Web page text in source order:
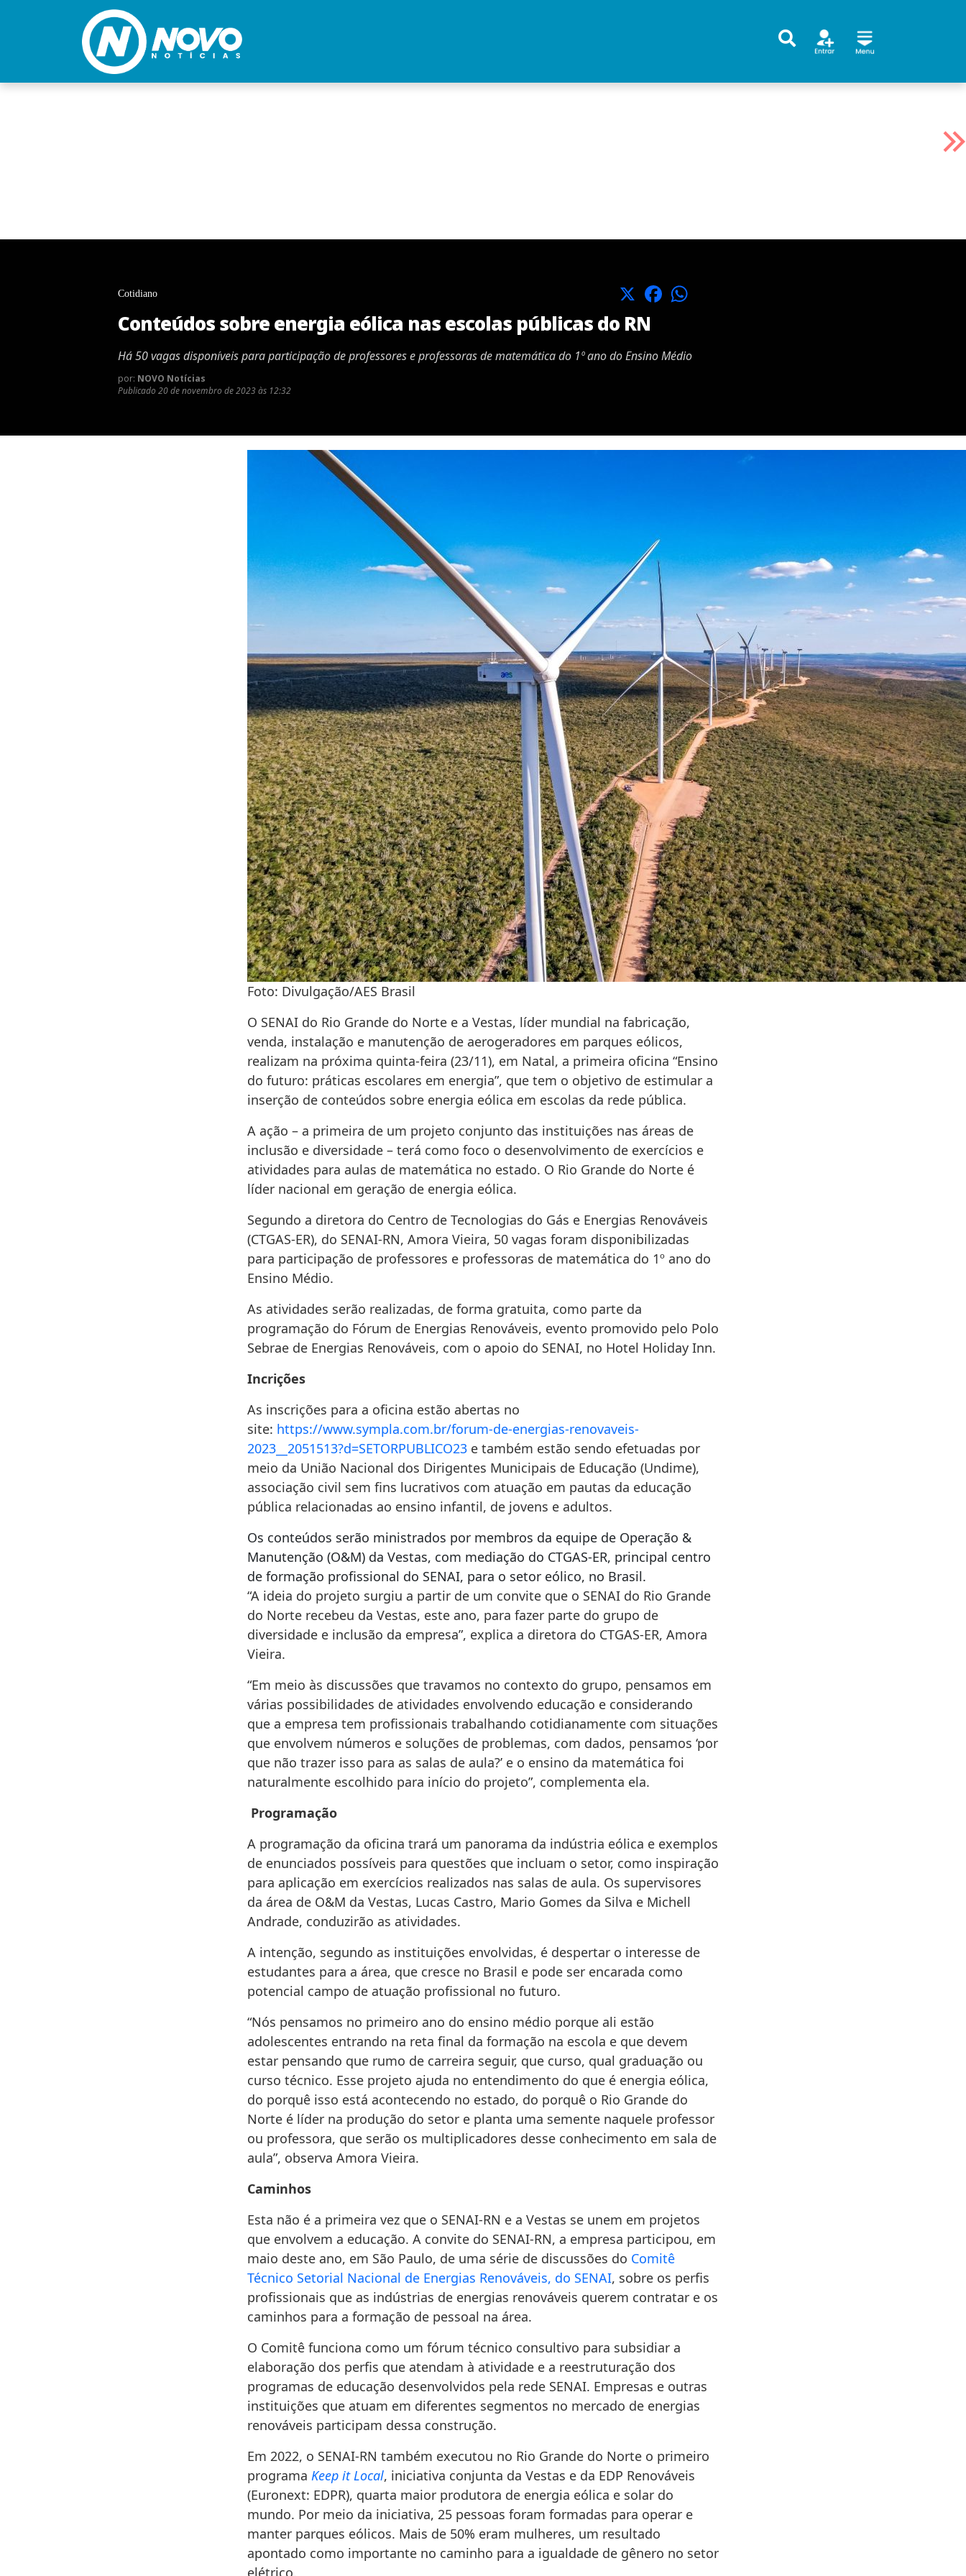
Cotidiano X Facebook
Conteúdos sobre energia eólica nas escolas públicas do RN
Há 50 vagas disponíveis para participação de professores e professoras de matemática do 1º ano do Ensino Médio
por: NOVO Notícias
Publicado 20 de novembro de 2023 às 12:32
Foto: Divulgação/AES Brasil
O SENAI do Rio Grande do Norte e a Vestas, líder mundial na fabricação,
venda, instalação e manutenção de aerogeradores em parques eólicos,
realizam na próxima quinta-feira (23/11), em Natal, a primeira oficina “Ensino
do futuro: práticas escolares em energia”, que tem o objetivo de estimular a
inserção de conteúdos sobre energia eólica em escolas da rede pública.
A ação – a primeira de um projeto conjunto das instituições nas áreas de
inclusão e diversidade – terá como foco o desenvolvimento de exercícios e
atividades para aulas de matemática no estado. O Rio Grande do Norte é
líder nacional em geração de energia eólica.
Segundo a diretora do Centro de Tecnologias do Gás e Energias Renováveis
(CTGAS-ER), do SENAI-RN, Amora Vieira, 50 vagas foram disponibilizadas
para participação de professores e professoras de matemática do 1º ano do
Ensino Médio.
As atividades serão realizadas, de forma gratuita, como parte da
programação do Fórum de Energias Renováveis, evento promovido pelo Polo
Sebrae de Energias Renováveis, com o apoio do SENAI, no Hotel Holiday Inn.
Incrições
As inscrições para a oficina estão abertas no
site: https://www.sympla.com.br/forum-de-energias-renovaveis-
2023__2051513?d=SETORPUBLICO23 e também estão sendo efetuadas por
meio da União Nacional dos Dirigentes Municipais de Educação (Undime),
associação civil sem fins lucrativos com atuação em pautas da educação
pública relacionadas ao ensino infantil, de jovens e adultos.
Os conteúdos serão ministrados por membros da equipe de Operação &
Manutenção (O&M) da Vestas, com mediação do CTGAS-ER, principal centro
de formação profissional do SENAI, para o setor eólico, no Brasil.
“A ideia do projeto surgiu a partir de um convite que o SENAI do Rio Grande
do Norte recebeu da Vestas, este ano, para fazer parte do grupo de
diversidade e inclusão da empresa”, explica a diretora do CTGAS-ER, Amora
Vieira.
“Em meio às discussões que travamos no contexto do grupo, pensamos em
várias possibilidades de atividades envolvendo educação e considerando
que a empresa tem profissionais trabalhando cotidianamente com situações
que envolvem números e soluções de problemas, com dados, pensamos ‘por
que não trazer isso para as salas de aula?’ e o ensino da matemática foi
naturalmente escolhido para início do projeto”, complementa ela.
Programação
A programação da oficina trará um panorama da indústria eólica e exemplos
de enunciados possíveis para questões que incluam o setor, como inspiração
para aplicação em exercícios realizados nas salas de aula. Os supervisores
da área de O&M da Vestas, Lucas Castro, Mario Gomes da Silva e Michell
Andrade, conduzirão as atividades.
A intenção, segundo as instituições envolvidas, é despertar o interesse de
estudantes para a área, que cresce no Brasil e pode ser encarada como
potencial campo de atuação profissional no futuro.
“Nós pensamos no primeiro ano do ensino médio porque ali estão
adolescentes entrando na reta final da formação na escola e que devem
estar pensando que rumo de carreira seguir, que curso, qual graduação ou
curso técnico. Esse projeto ajuda no entendimento do que é energia eólica,
do porquê isso está acontecendo no estado, do porquê o Rio Grande do
Norte é líder na produção do setor e planta uma semente naquele professor
ou professora, que serão os multiplicadores desse conhecimento em sala de
aula”, observa Amora Vieira.
Caminhos
Esta não é a primeira vez que o SENAI-RN e a Vestas se unem em projetos
que envolvem a educação. A convite do SENAI-RN, a empresa participou, em
maio deste ano, em São Paulo, de uma série de discussões do Comitê
Técnico Setorial Nacional de Energias Renováveis, do SENAI, sobre os perfis
profissionais que as indústrias de energias renováveis querem contratar e os
caminhos para a formação de pessoal na área.
O Comitê funciona como um fórum técnico consultivo para subsidiar a
elaboração dos perfis que atendam à atividade e a reestruturação dos
programas de educação desenvolvidos pela rede SENAI. Empresas e outras
instituições que atuam em diferentes segmentos no mercado de energias
renováveis participam dessa construção.
Em 2022, o SENAI-RN também executou no Rio Grande do Norte o primeiro
programa Keep it Local, iniciativa conjunta da Vestas e da EDP Renováveis
(Euronext: EDPR), quarta maior produtora de energia eólica e solar do
mundo. Por meio da iniciativa, 25 pessoas foram formadas para operar e
manter parques eólicos. Mais de 50% eram mulheres, um resultado
apontado como importante no caminho para a igualdade de gênero no setor
elétrico.